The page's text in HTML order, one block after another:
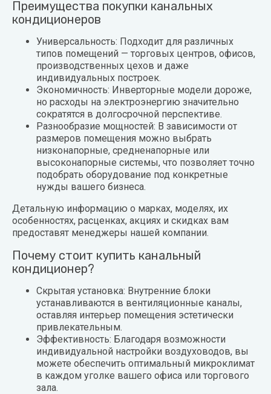
Преимущества покупки канальных
кондиционеров
Универсальность: Подходит для различных
типов помещений — торговых центров, офисов,
производственных цехов и даже
индивидуальных построек.
Экономичность: Инверторные модели дороже,
но расходы на электроэнергию значительно
сократятся в долгосрочной перспективе.
Разнообразие мощностей: В зависимости от
размеров помещения можно выбрать
низконапорные, средненапорные или
высоконапорные системы, что позволяет точно
подобрать оборудование под конкретные
нужды вашего бизнеса.
Детальную информацию о марках, моделях, их
особенностях, расценках, акциях и скидках вам
предоставят менеджеры нашей компании.
Почему стоит купить канальный
кондиционер?
Скрытая установка: Внутренние блоки
устанавливаются в вентиляционные каналы,
оставляя интерьер помещения эстетически
привлекательным.
Эффективность: Благодаря возможности
индивидуальной настройки воздуховодов, вы
можете обеспечить оптимальный микроклимат
в каждом уголке вашего офиса или торгового
зала.